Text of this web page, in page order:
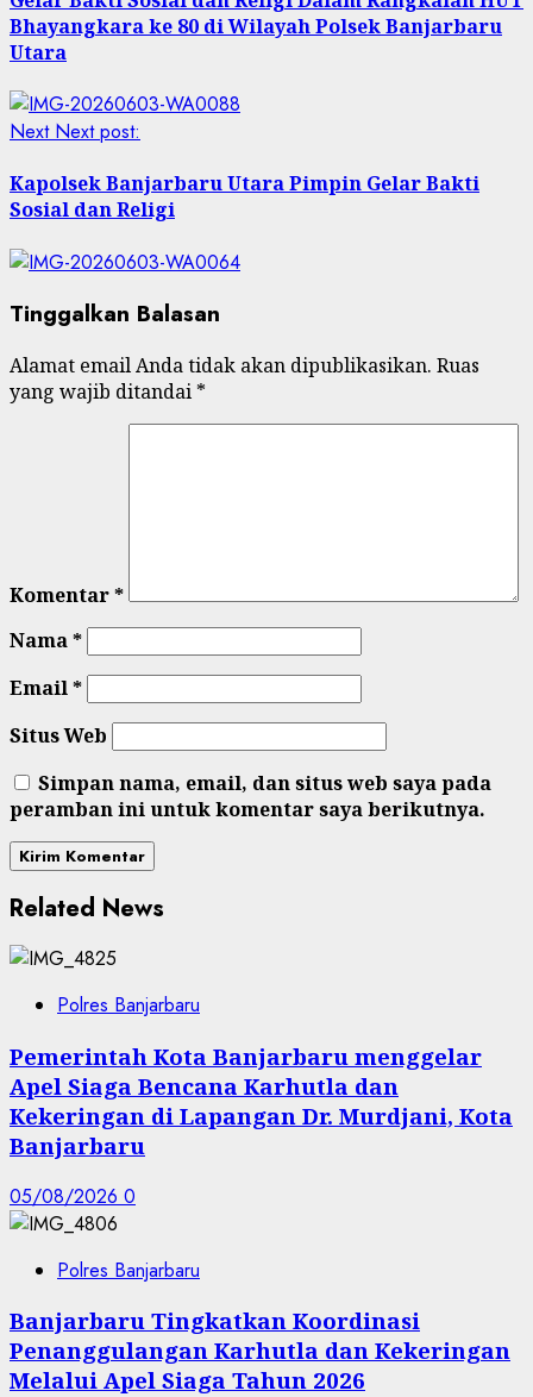
Bhayangkara ke 80 di Wilayah Polsek Banjarbaru
Utara
Next Next post:
Kapolsek Banjarbaru Utara Pimpin Gelar Bakti
Sosial dan Religi
Tinggalkan Balasan
Alamat email Anda tidak akan dipublikasikan. Ruas
yang wajib ditandai *
Komentar*
Nama*
Email*
Situs Web
Simpan nama, email, dan situs web saya pada
peramban ini untuk komentar saya berikutnya.
Related News
Polres Banjarbaru
Pemerintah Kota Banjarbaru menggelar
Apel Siaga Bencana Karhutla dan
Kekeringan di Lapangan Dr. Murdjani, Kota
Banjarbaru
05/08/2026 0
Polres Banjarbaru
Banjarbaru Tingkatkan Koordinasi
Penanggulangan Karhutla dan Kekeringan
Melalui Apel Siaga Tahun 2026